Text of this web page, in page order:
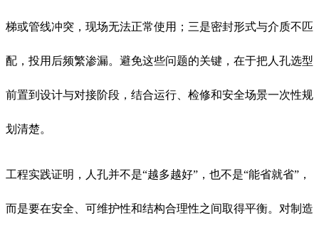
梯或管线冲突，现场无法正常使用；三是密封形式与介质不匹
配，投用后频繁渗漏。避免这些问题的关键，在于把人孔选型
前置到设计与对接阶段，结合运行、检修和安全场景一次性规
划清楚。
工程实践证明，人孔并不是“越多越好”，也不是“能省就省”，
而是要在安全、可维护性和结构合理性之间取得平衡。对制造